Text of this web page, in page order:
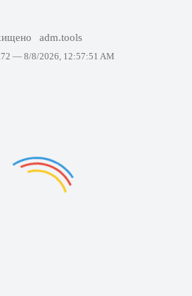
adm.tools
— 8/8/2026, 12:57:51 AM